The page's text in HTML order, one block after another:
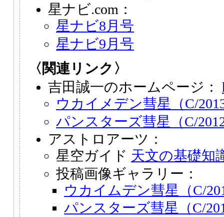
星ナビ.com：
星ナビ8月号
星ナビ9月号
〈関連リンク〉
吉田誠一のホームページ：
ウカイメデン彗星（C/
パンスターズ彗星（C/
アストロアーツ：
星空ガイド 天文の基礎知
投稿画像ギャラリー：
ウカイムデン彗星（C/
パンスターズ彗星（C/